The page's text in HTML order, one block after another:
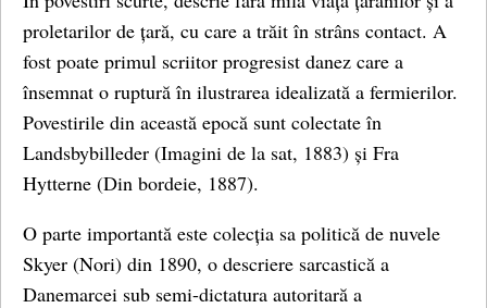
proletarilor de țară, cu care a trăit în strâns contact. A
fost poate primul scriitor progresist danez care a
însemnat o ruptură în ilustrarea idealizată a fermierilor.
Povestirile din această epocă sunt colectate în
Landsbybilleder (Imagini de la sat, 1883) și Fra
Hytterne (Din bordeie, 1887).
O parte importantă este colecția sa politică de nuvele
Skyer (Nori) din 1890, o descriere sarcastică a
Danemarcei sub semi-dictatura autoritară a